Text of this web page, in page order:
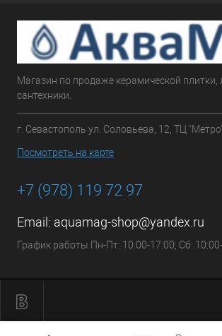
Магазин по продаже керамической плитки,
сантехники.
г. Севастополь ул. Соловьева, 12, ТЦ
Посмотреть на карте
+7 (978) 119 72 97
Email: aquamag-shop@yandex.ru
График работы Пн-Пт: 10:00-17:00; Сб: